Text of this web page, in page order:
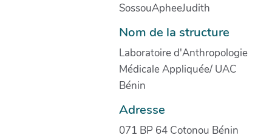
SossouApheeJudith
Nom de la structure
Laboratoire d'Anthropologie
Médicale Appliquée/ UAC
Bénin
Adresse
071 BP 64 Cotonou Bénin